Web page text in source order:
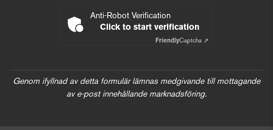
Anti-Robot Verification
Click to start verification
FriendlyCaptcha ⇗
Genom ifyllnad av detta formulär lämnas medgivande till mottagande
av e-post innehållande marknadsföring.